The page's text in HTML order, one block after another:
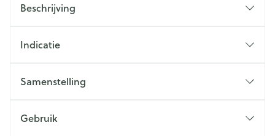
Beschrijving
Indicatie
Samenstelling
Gebruik